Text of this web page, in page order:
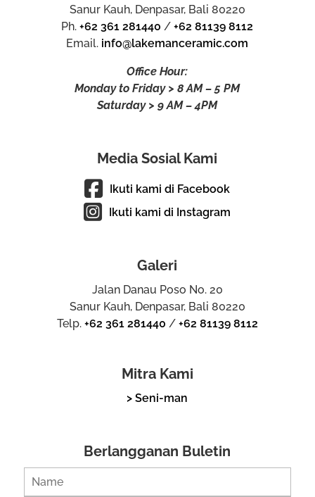
Sanur Kauh, Denpasar, Bali 80220
Ph.+62 361 281440 /+62 81139 8112
Email. info@lakemanceramic.com
Office Hour:
Monday to Friday > 8 AM – 5 PM
Saturday > 9 AM – 4PM
Media Sosial Kami
Ikuti kami di Facebook
Ikuti kami di Instagram
Galeri
Jalan Danau Poso No. 20
Sanur Kauh, Denpasar, Bali 80220
Telp. +62 361 281440 / +62 81139 8112
Mitra Kami
> Seni-man
Berlangganan Buletin